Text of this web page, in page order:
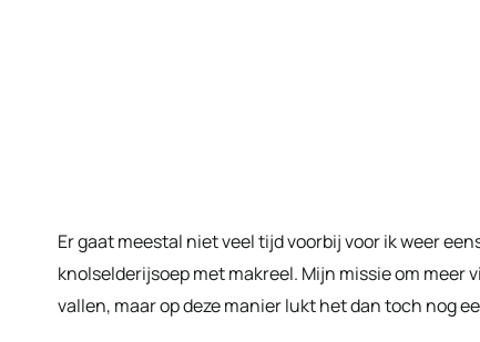
Er gaat meestal niet veel tijd voorbij voor ik weer
knolselderijsoep met makreel. Mijn missie om
vallen, maar op deze manier lukt het dan toch nog